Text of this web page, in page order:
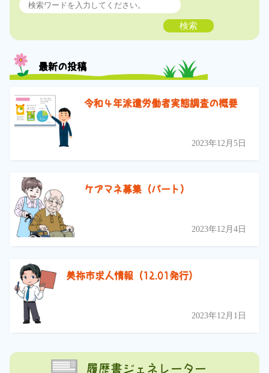
検索
最新の投稿
令和４年派遣労働者実態調査の概要
2023年12月5日
ケアマネ募集（パート）
2023年12月4日
美祢市求人情報（12.01発行）
2023年12月1日
履歴書ジェネレーター